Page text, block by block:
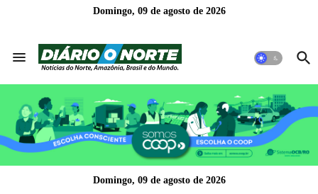
Domingo, 09 de agosto de 2026
Domingo, 09 de agosto de 2026